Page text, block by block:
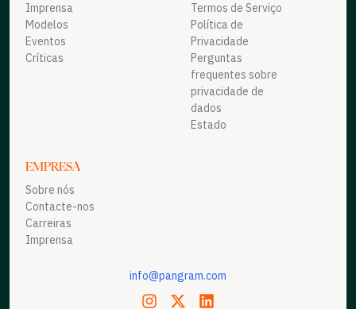
Imprensa
Modelos
Eventos
Críticas
Termos de Serviço
Política de
Privacidade
Perguntas
frequentes sobre
privacidade de
dados
Estado
EMPRESA
Sobre nós
Contacte-nos
Carreiras
Imprensa
info@pangram.com